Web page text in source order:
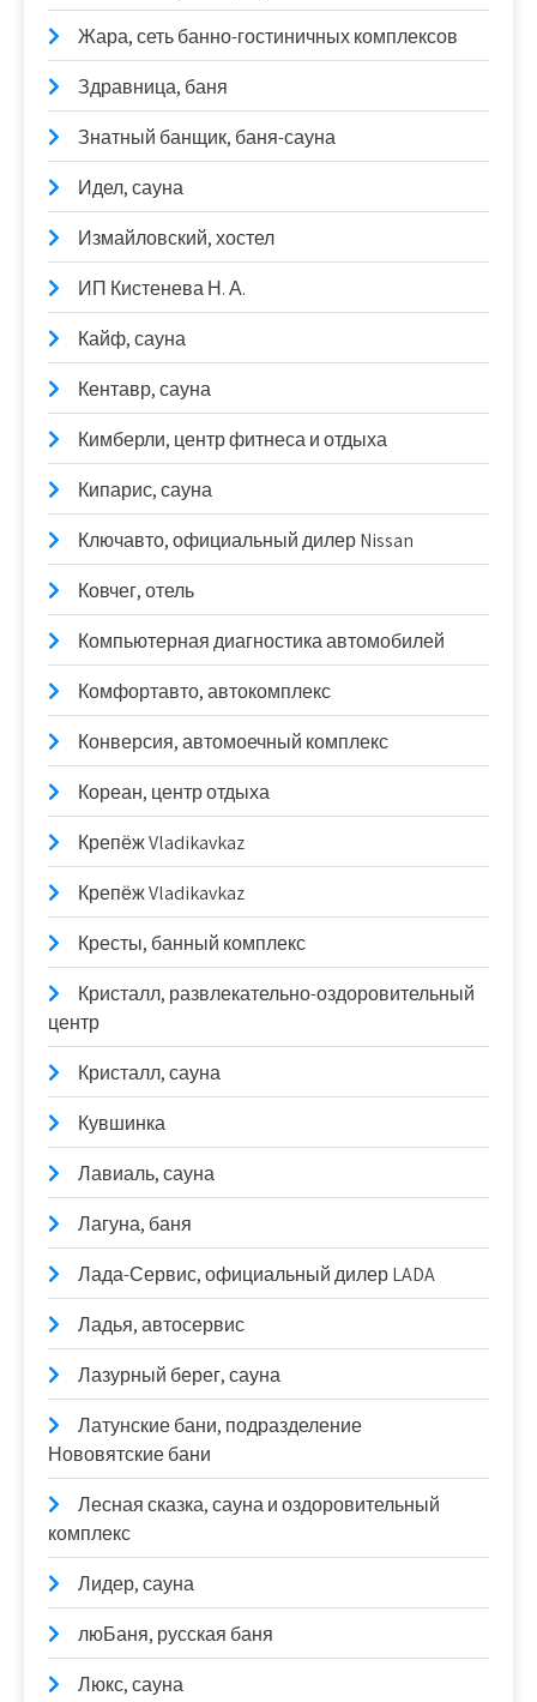
Жара, сеть банно-гостиничных комплексов
Здравница, баня
Знатный банщик, баня-сауна
Идел, сауна
Измайловский, хостел
ИП Кистенева Н. А.
Кайф, сауна
Кентавр, сауна
Кимберли, центр фитнеса и отдыха
Кипарис, сауна
Ключавто, официальный дилер Nissan
Ковчег, отель
Компьютерная диагностика автомобилей
Комфортавто, автокомплекс
Конверсия, автомоечный комплекс
Кореан, центр отдыха
Крепёж Vladikavkaz
Крепёж Vladikavkaz
Кресты, банный комплекс
Кристалл, развлекательно-оздоровительный
центр
Кристалл, сауна
Кувшинка
Лавиаль, сауна
Лагуна, баня
Лада-Сервис, официальный дилер LADA
Ладья, автосервис
Лазурный берег, сауна
Латунские бани, подразделение
Нововятские бани
Лесная сказка, сауна и оздоровительный
комплекс
Лидер, сауна
люБаня, русская баня
Люкс, сауна